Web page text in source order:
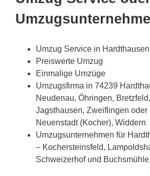
Umzug Service in
Preiswerte Umzug
Einmalige Umzüge
Umzugsfirma in 74239
Neudenau, Öhringen,
Jagsthausen, Zweiflingen oder
Neuenstadt (Kocher), Widdern
Umzugsunternehmen für
– Kochersteinsfeld,
Schweizerhof und